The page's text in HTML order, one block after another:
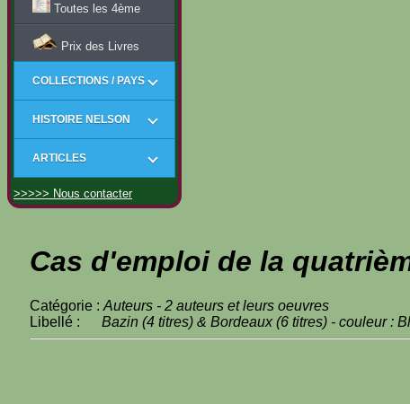
Toutes les 4ème
Prix des Livres
COLLECTIONS / PAYS
HISTOIRE NELSON
ARTICLES
>>>>> Nous contacter
Cas d'emploi de la
Catégorie : Auteurs - 2 auteurs et leurs oeuvres
Libellé : Bazin (4 titres) & Bordeaux (6 titres) - couleur :